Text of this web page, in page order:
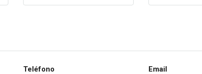
Teléfono Email